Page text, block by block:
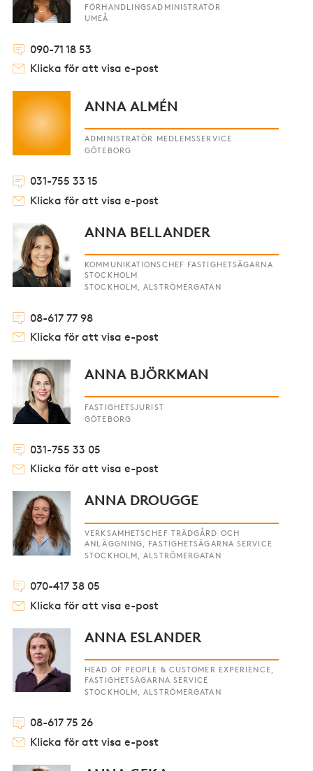
FÖRHANDLINGSADMINISTRATÖR
UMEÅ
090-71 18 53
Klicka för att visa e-post
ANNA ALMÉN
ADMINISTRATÖR MEDLEMSSERVICE
GÖTEBORG
031-755 33 15
Klicka för att visa e-post
ANNA BELLANDER
KOMMUNIKATIONSCHEF FASTIGHETSÄGARNA
STOCKHOLM
STOCKHOLM, ALSTRÖMERGATAN
08-617 77 98
Klicka för att visa e-post
ANNA BJÖRKMAN
FASTIGHETSJURIST
GÖTEBORG
031-755 33 05
Klicka för att visa e-post
ANNA DROUGGE
VERKSAMHETSCHEF TRÄDGÅRD OCH
ANLÄGGNING, FASTIGHETSÄGARNA SERVICE
STOCKHOLM, ALSTRÖMERGATAN
070-417 38 05
Klicka för att visa e-post
ANNA ESLANDER
HEAD OF PEOPLE & CUSTOMER EXPERIENCE,
FASTIGHETSÄGARNA SERVICE
STOCKHOLM, ALSTRÖMERGATAN
08-617 75 26
Klicka för att visa e-post